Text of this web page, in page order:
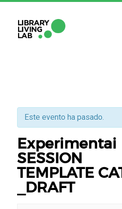
Líneas De
QUÉ
Contacto
CALENDARIO
Este evento ha pasado.
Experimentai
SESSION
TEMPLATE
_DRAFT